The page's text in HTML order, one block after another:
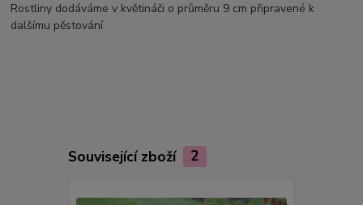
Rostliny dodáváme v květináči o průměru 9 cm připravené k
dalšímu pěstování.
Související zboží 2